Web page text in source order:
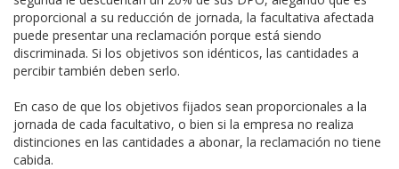
proporcional a su reducción de jornada, la facultativa afectada
puede presentar una reclamación porque está siendo
discriminada. Si los objetivos son idénticos, las cantidades a
percibir también deben serlo.
En caso de que los objetivos fijados sean proporcionales a la
jornada de cada facultativo, o bien si la empresa no realiza
distinciones en las cantidades a abonar, la reclamación no tiene
cabida.